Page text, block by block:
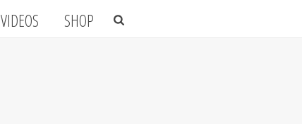
VIDEOS SHOP